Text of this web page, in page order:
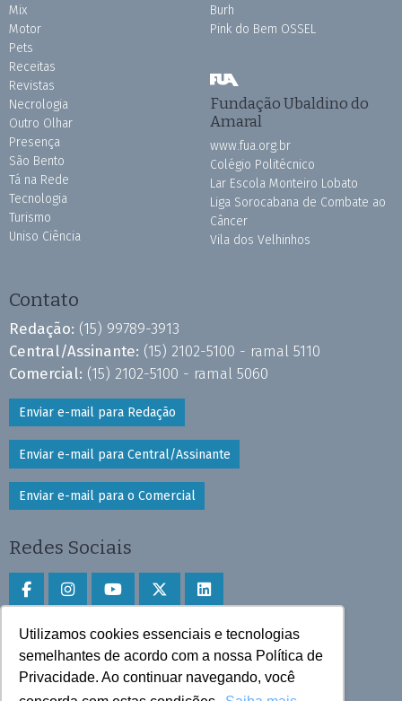
Utilizamos cookies essenciais e tecnologias
semelhantes de acordo com a nossa Política de
Privacidade. Ao continuar navegando, você
Mix
Motor
Pets
Receitas
Revistas
Necrologia
Outro Olhar
Presença
São Bento
Tá na Rede
Tecnologia
Turismo
Uniso Ciência
Burh
Pink do Bem OSSEL
Fundação Ubaldino do
Amaral
www.fua.org.br
Colégio Politécnico
Lar Escola Monteiro Lobato
Liga Sorocabana de Combate ao
Câncer
Vila dos Velhinhos
Contato
Redação: (15) 99789-3913
Central/Assinante: (15) 2102-5100 - ramal 5110
Comercial: (15) 2102-5100 - ramal 5060
Enviar e-mail para Redação
Enviar e-mail para Central/Assinante
Enviar e-mail para o Comercial
Redes Sociais
Faça download do aplicativo
Play Store e App Store